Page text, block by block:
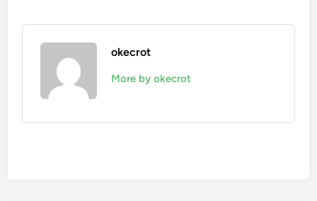
okecrot
More by okecrot